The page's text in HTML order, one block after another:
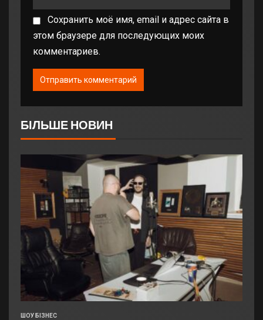
Сохранить моё имя, email и адрес сайта в
этом браузере для последующих моих
комментариев.
БІЛЬШЕ НОВИН
ШОУ БІЗНЕС